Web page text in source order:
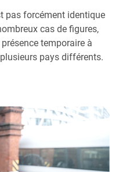
pas forcément identique
cas de figures,
temporaire à
pays différents.